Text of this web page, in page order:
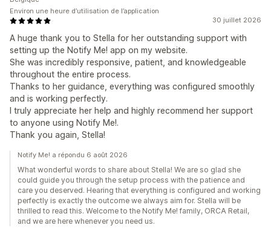
30 juillet 2026
A huge thank you to Stella for her outstanding support with
setting up the Notify Me! app on my website.
She was incredibly responsive, patient, and knowledgeable
throughout the entire process.
Thanks to her guidance, everything was configured smoothly
and is working perfectly.
I truly appreciate her help and highly recommend her support
to anyone using Notify Me!.
Thank you again, Stella!
Environ une heure d’utilisation de l’application
Notify Me! a répondu 6 août 2026
What wonderful words to share about Stella! We are so glad she
could guide you through the setup process with the patience and
care you deserved. Hearing that everything is configured and working
perfectly is exactly the outcome we always aim for. Stella will be
thrilled to read this. Welcome to the Notify Me! family, ORCA Retail,
and we are here whenever you need us.